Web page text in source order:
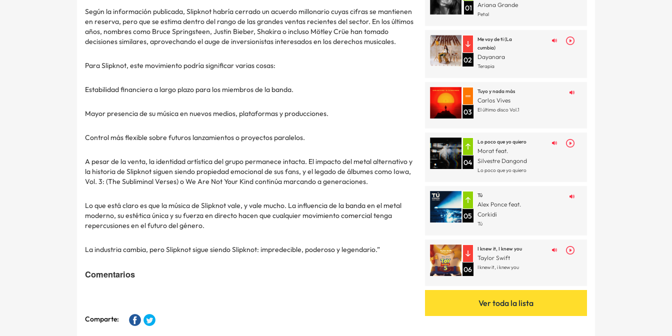
Según la información publicada, Slipknot habría cerrado un acuerdo millonario cuyas cifras se mantienen
en reserva, pero que se estima dentro del rango de las grandes ventas recientes del sector. En los últimos
años, nombres como Bruce Springsteen, Justin Bieber, Shakira o incluso Mötley Crüe han tomado
decisiones similares, aprovechando el auge de inversionistas interesados en los derechos musicales.
Para Slipknot, este movimiento podría significar varias cosas:
Estabilidad financiera a largo plazo para los miembros de la banda.
Mayor presencia de su música en nuevos medios, plataformas y producciones.
Control más flexible sobre futuros lanzamientos o proyectos paralelos.
A pesar de la venta, la identidad artística del grupo permanece intacta. El impacto del metal alternativo y
la historia de Slipknot siguen siendo propiedad emocional de sus fans, y el legado de álbumes como Iowa,
Vol. 3: (The Subliminal Verses) o We Are Not Your Kind continúa marcando a generaciones.
Lo que está claro es que la música de Slipknot vale, y vale mucho. La influencia de la banda en el metal
moderno, su estética única y su fuerza en directo hacen que cualquier movimiento comercial tenga
repercusiones en el futuro del género.
La industria cambia, pero Slipknot sigue siendo Slipknot: impredecible, poderoso y legendario.”
Comentarios
Comparte:
01 Ariana Grande
Petal
02
Me voy de ti (La
cumbia)
Dayanara
Terapia
03
Tuyo y nada más
Carlos Vives
El último disco Vol.1
04
Lo poco que yo quiero
Morat feat.
Silvestre Dangond
Lo poco que yo quiero
05
Tú
Alex Ponce feat.
Corkidi
Tú
06
I knew it, I knew you
Taylor Swift
I knew it, i knew you
Ver toda la lista